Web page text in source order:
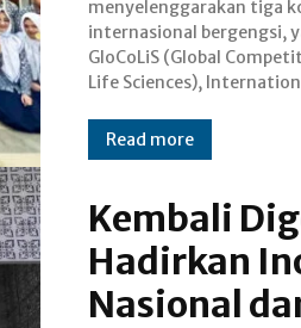
menyelenggarakan tiga
internasional bergengsi,
GloCoLiS (Global
Life Sciences),
menjadi momentum
dengan tercatatnya tahun
penyelenggaraan
Read more
Kembali
Hadirkan
Nasional